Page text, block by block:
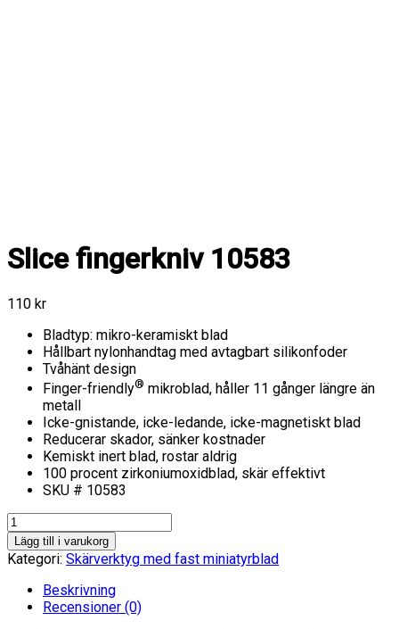
Slice fingerkniv 10583
110 kr
Bladtyp: mikro-keramiskt blad
Hållbart nylonhandtag med avtagbart silikonfoder
Tvåhänt design
Finger-friendly® mikroblad, håller 11 gånger längre än
metall
Icke-gnistande, icke-ledande, icke-magnetiskt blad
Reducerar skador, sänker kostnader
Kemiskt inert blad, rostar aldrig
100 procent zirkoniumoxidblad, skär effektivt
SKU # 10583
Slice
fingerkniv
10583
mängd
Lägg till i varukorg
Kategori: Skärverktyg med fast miniatyrblad
Beskrivning
Recensioner (0)